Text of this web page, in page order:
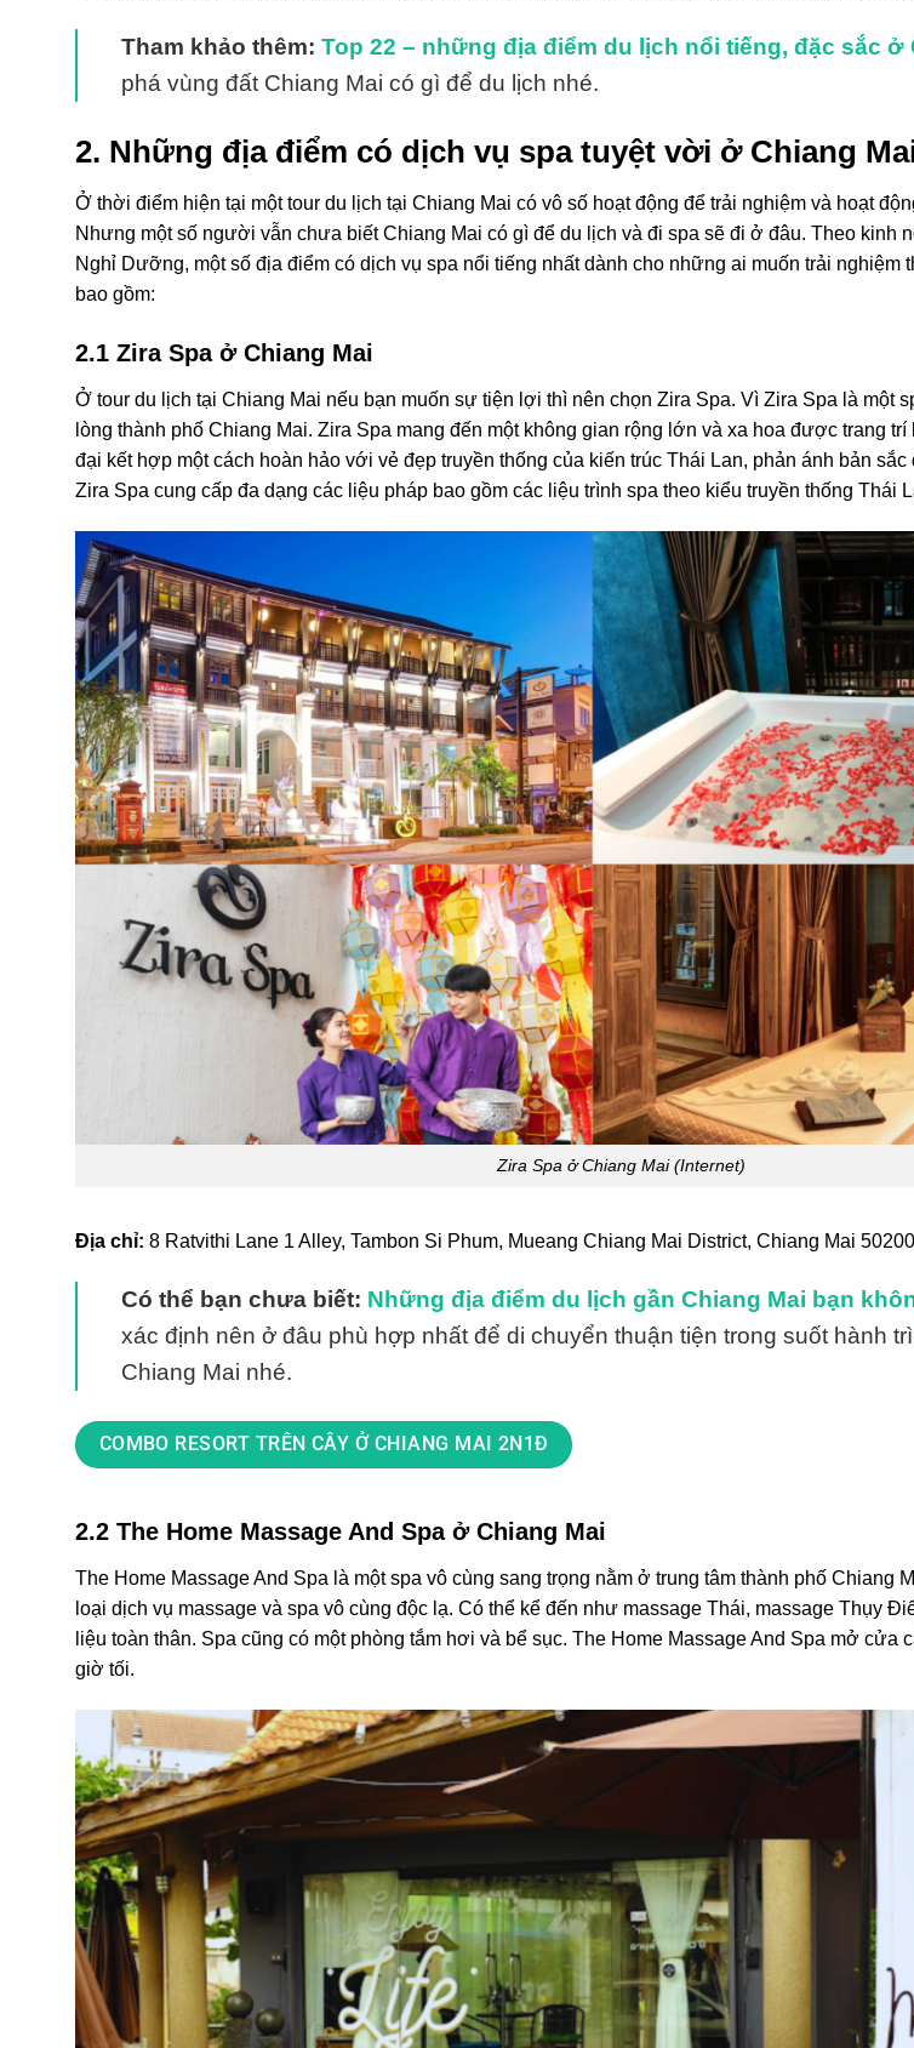
Tham khảo thêm: Top 22 – những địa điểm du lịch nổi tiếng, đặc sắc ở
phá vùng đất Chiang Mai có gì để du lịch nhé.
2. Những địa điểm có dịch vụ spa tuyệt vời ở Chiang
Ở thời điểm hiện tại một tour du lịch tại Chiang Mai có vô số hoạt động để trải nghiệm và hoạt
Nhưng một số người vẫn chưa biết Chiang Mai có gì để du lịch và đi spa sẽ đi ở đâu. Theo kinh
Nghỉ Dưỡng, một số địa điểm có dịch vụ spa nổi tiếng nhất dành cho những ai muốn trải nghiệm
bao gồm:
2.1 Zira Spa ở Chiang Mai
Ở tour du lịch tại Chiang Mai nếu bạn muốn sự tiện lợi thì nên chọn Zira Spa. Vì Zira Spa là một
lòng thành phố Chiang Mai. Zira Spa mang đến một không gian rộng lớn và xa hoa được trang trí
đại kết hợp một cách hoàn hảo với vẻ đẹp truyền thống của kiến trúc Thái Lan, phản ánh bản
Zira Spa cung cấp đa dạng các liệu pháp bao gồm các liệu trình spa theo kiểu truyền thống Thái
Zira Spa ở Chiang Mai (Internet)
Địa chỉ: 8 Ratvithi Lane 1 Alley, Tambon Si Phum, Mueang Chiang Mai District, Chiang Mai
Có thể bạn chưa biết: Những địa điểm du lịch gần Chiang Mai bạn
xác định nên ở đâu phù hợp nhất để di chuyển thuận tiện trong suốt hành
Chiang Mai nhé.
COMBO RESORT TRÊN CÂY Ở CHIANG MAI 2N1Đ
2.2 The Home Massage And Spa ở Chiang Mai
The Home Massage And Spa là một spa vô cùng sang trọng nằm ở trung tâm thành phố Chiang
loại dịch vụ massage và spa vô cùng độc lạ. Có thể kể đến như massage Thái, massage Thụy
liệu toàn thân. Spa cũng có một phòng tắm hơi và bể sục. The Home Massage And Spa mở cửa
giờ tối.